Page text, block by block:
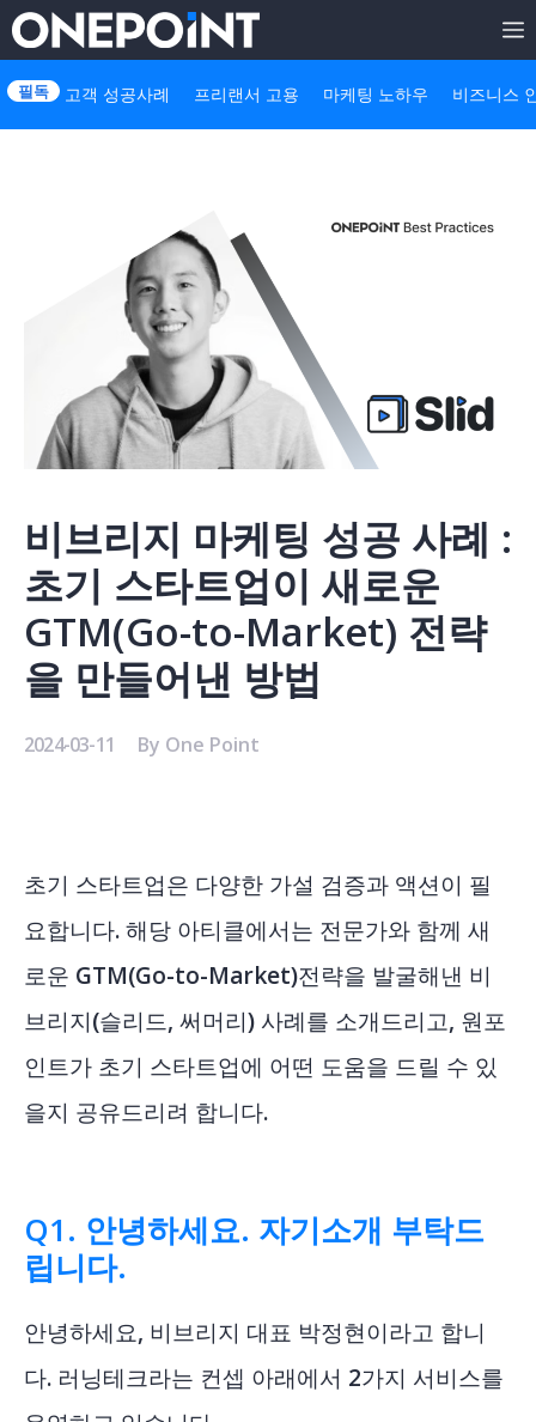
Skip
to
content
고객 성공사례 프리랜서 고용 마케팅 노하우 비즈니스
비브리지 마케팅 성공 사례 :
초기 스타트업이 새로운
GTM(Go-to-Market) 전략
을 만들어낸 방법
2024-03-11 By One Point
초기 스타트업은 다양한 가설 검증과 액션이 필
요합니다. 해당 아티클에서는 전문가와 함께 새
로운 GTM(Go-to-Market)전략을 발굴해낸 비
브리지(슬리드, 써머리) 사례를 소개드리고, 원포
인트가 초기 스타트업에 어떤 도움을 드릴 수 있
을지 공유드리려 합니다.
Q1. 안녕하세요. 자기소개 부탁드
립니다.
안녕하세요, 비브리지 대표 박정현이라고 합니
다. 러닝테크라는 컨셉 아래에서 2가지 서비스를